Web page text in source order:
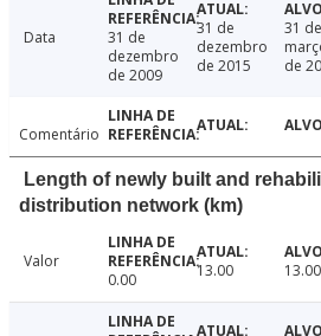
Data
31 de
dezembro
de 2009
31 de
dezembro
de 2015
31 de
de
Comentário
Length of newly built and
distribution network (km)
Valor
0.00
13.00 13.00